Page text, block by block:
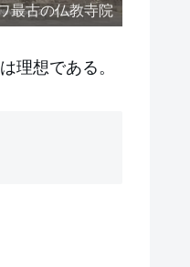
最古の仏教寺院
理想である。